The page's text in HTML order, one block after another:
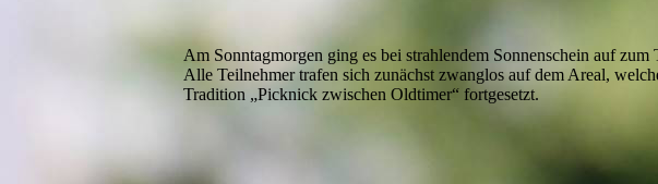
Am Sonntagmorgen ging es bei strahlendem Sonnenschein auf
Alle Teilnehmer trafen sich zunächst zwanglos auf dem Areal,
Tradition „Picknick zwischen Oldtimer“ fortgesetzt.